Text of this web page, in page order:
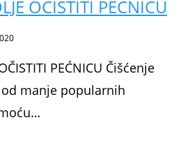
OČISTITI PEĆNICU
PEĆNICU Čišćenje
manje popularnih